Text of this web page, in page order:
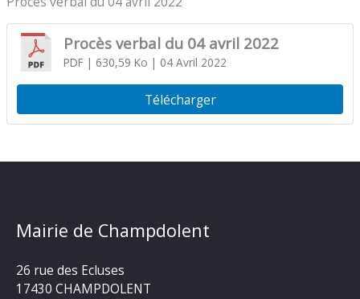
Procès verbal du 04 avril 2022
PDF| 630,59 Ko | 04 Avril 2022
Télécharger
Mairie de Champdolent
26 rue des Ecluses
17430 CHAMPDOLENT